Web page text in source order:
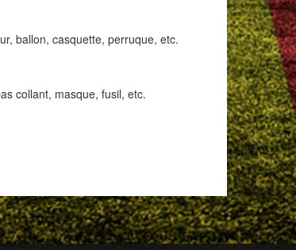
ballon, casquette, perruque, etc.
collant, masque, fusil, etc.